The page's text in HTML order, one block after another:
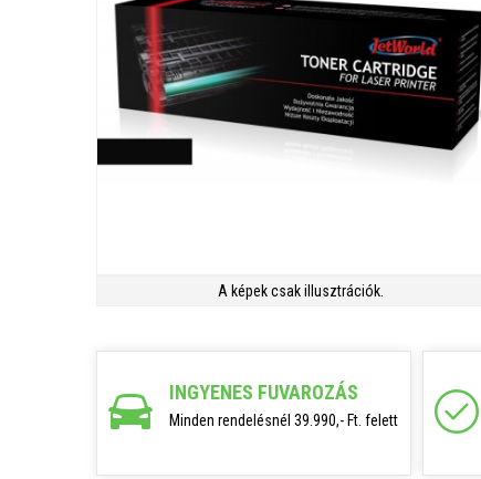
A képek csak illusztrációk.
INGYENES FUVAROZÁS
Minden rendelésnél 39.990,- Ft. felett